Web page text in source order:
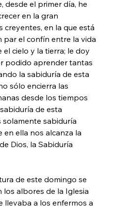
desde el primer día, he
en la gran
creyentes, en la que está
par el confín entre la vida
el cielo y la tierra; le doy
podido aprender tantas
la sabiduría de esta
sólo encierra las
desde los tiempos
de esta
solamente sabiduría
en ella nos alcanza la
Dios, la Sabiduría
de este domingo se
los albores de la Iglesia
llevaba a los enfermos a